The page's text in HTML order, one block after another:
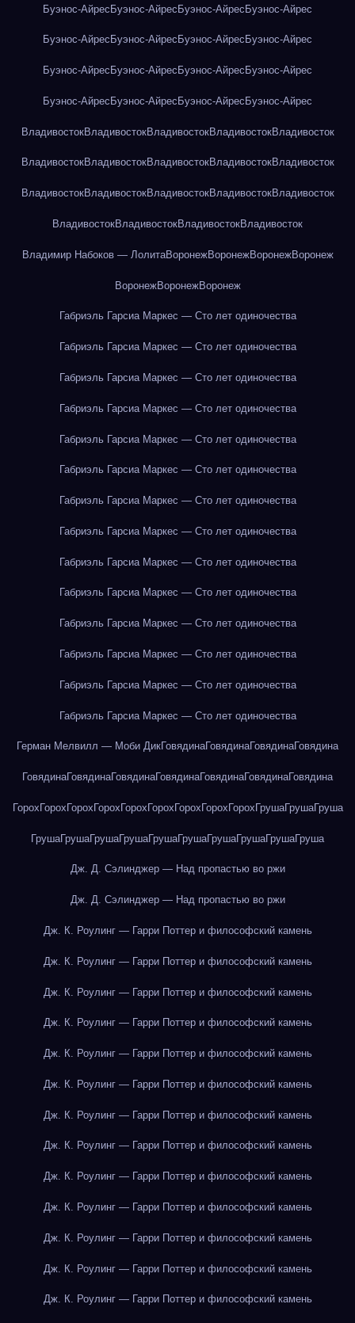
Буэнос-АйресБуэнос-АйресБуэнос-АйресБуэнос-Айрес
Буэнос-Айрес Буэнос-Айрес Буэнос-Айрес Буэнос-Айрес
Буэнос-Айрес Буэнос-Айрес Буэнос-Айрес Буэнос-Айрес
Буэнос-Айрес Буэнос-Айрес Буэнос-Айрес Буэнос-Айрес
ВладивостокВладивостокВладивостокВладивостокВладивосток
ВладивостокВладивостокВладивостокВладивостокВладивосток
ВладивостокВладивостокВладивостокВладивостокВладивосток
ВладивостокВладивостокВладивостокВладивосток
Владимир Набоков — ЛолитаВоронежВоронежВоронежВоронеж
ВоронежВоронежВоронеж
Габриэль Гарсиа Маркес — Сто лет одиночества
Габриэль Гарсиа Маркес — Сто лет одиночества
Габриэль Гарсиа Маркес — Сто лет одиночества
Габриэль Гарсиа Маркес — Сто лет одиночества
Габриэль Гарсиа Маркес — Сто лет одиночества
Габриэль Гарсиа Маркес — Сто лет одиночества
Габриэль Гарсиа Маркес — Сто лет одиночества
Габриэль Гарсиа Маркес — Сто лет одиночества
Габриэль Гарсиа Маркес — Сто лет одиночества
Габриэль Гарсиа Маркес — Сто лет одиночества
Габриэль Гарсиа Маркес — Сто лет одиночества
Габриэль Гарсиа Маркес — Сто лет одиночества
Габриэль Гарсиа Маркес — Сто лет одиночества
Габриэль Гарсиа Маркес — Сто лет одиночества
Герман Мелвилл — Моби ДикГовядинаГовядинаГовядинаГовядина
ГовядинаГовядинаГовядинаГовядинаГовядинаГовядинаГовядина
Горох Горох Горох Горох Горох Горох Горох Горох Горох ГрушаГрушаГруша
ГрушаГрушаГрушаГрушаГрушаГрушаГрушаГрушаГрушаГруша
Дж. Д. Сэлинджер — Над пропастью во ржи
Дж. Д. Сэлинджер — Над пропастью во ржи
Дж. К. Роулинг — Гарри Поттер и философский камень
Дж. К. Роулинг — Гарри Поттер и философский камень
Дж. К. Роулинг — Гарри Поттер и философский камень
Дж. К. Роулинг — Гарри Поттер и философский камень
Дж. К. Роулинг — Гарри Поттер и философский камень
Дж. К. Роулинг — Гарри Поттер и философский камень
Дж. К. Роулинг — Гарри Поттер и философский камень
Дж. К. Роулинг — Гарри Поттер и философский камень
Дж. К. Роулинг — Гарри Поттер и философский камень
Дж. К. Роулинг — Гарри Поттер и философский камень
Дж. К. Роулинг — Гарри Поттер и философский камень
Дж. К. Роулинг — Гарри Поттер и философский камень
Дж. К. Роулинг — Гарри Поттер и философский камень